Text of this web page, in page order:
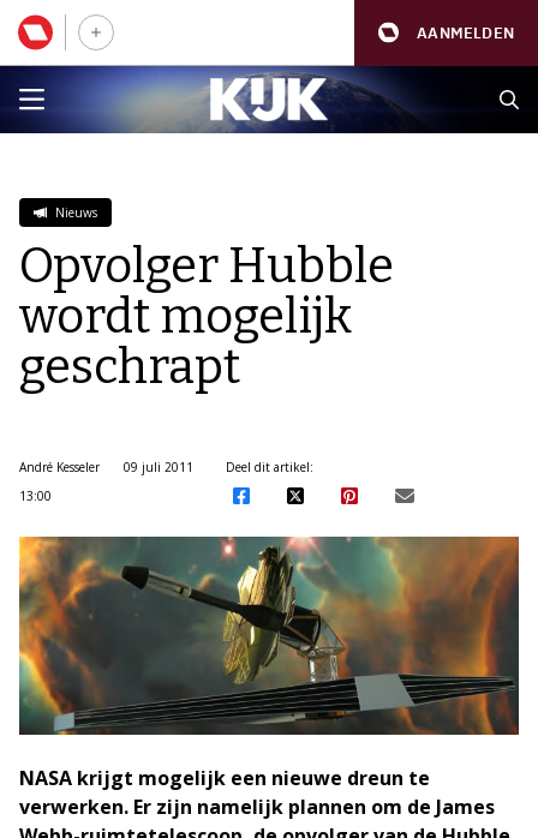
AANMELDEN
Nieuws
Opvolger Hubble
wordt mogelijk
geschrapt
André Kesseler
09 juli 2011
13:00
Deel dit artikel:
NASA krijgt mogelijk een nieuwe dreun te
verwerken. Er zijn namelijk plannen om de James